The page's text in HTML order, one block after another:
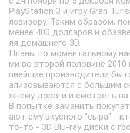
PlayStation 3 и игру Gran
левизору. Таким образом,
менее 400 долларов и
ля домашнего 3D.
Планы по моментальному
ми во второй половине
пнейшие производители
ализовываются с большим
жнему дороги и смотреть
В попытке заманить
ают ему вкусного "сыра" -
то-то - 3D Blu-ray диски с